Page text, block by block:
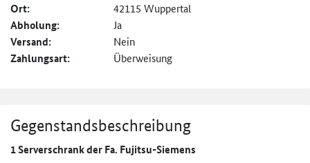
Ort: 42115 Wuppertal
Abholung: Ja
Versand: Nein
Zahlungsart: Überweisung
Gegenstandsbeschreibung
1 Serverschrank der Fa. Fujitsu-Siemens